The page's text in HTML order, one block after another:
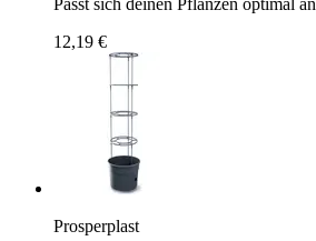
12,19 €
Prosperplast